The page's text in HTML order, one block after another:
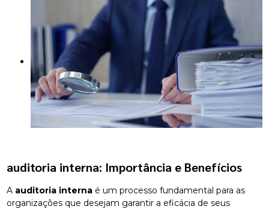
auditoria interna: Importância e Benefícios
A auditoria interna é um processo fundamental para as
organizações que desejam garantir a eficácia de seus